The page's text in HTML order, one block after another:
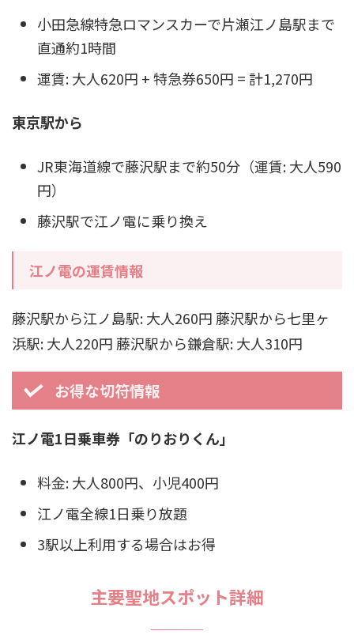
小田急線特急ロマンスカーで片瀬江ノ島駅まで
直通約1時間
運賃: 大人620円 + 特急券650円 = 計1,270円
東京駅から
JR東海道線で藤沢駅まで約50分（運賃: 大人590
円）
藤沢駅で江ノ電に乗り換え
江ノ電の運賃情報
藤沢駅から江ノ島駅: 大人260円 藤沢駅から七里ヶ
浜駅: 大人220円 藤沢駅から鎌倉駅: 大人310円
お得な切符情報
江ノ電1日乗車券「のりおりくん」
料金: 大人800円、小児400円
江ノ電全線1日乗り放題
3駅以上利用する場合はお得
主要聖地スポット詳細